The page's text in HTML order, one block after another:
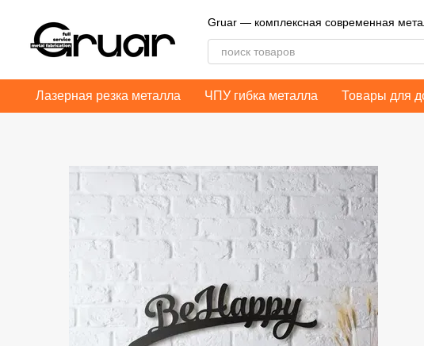
Gruar — комплексная современная
Лазерная резка металла ЧПУ гибка металла Товары для